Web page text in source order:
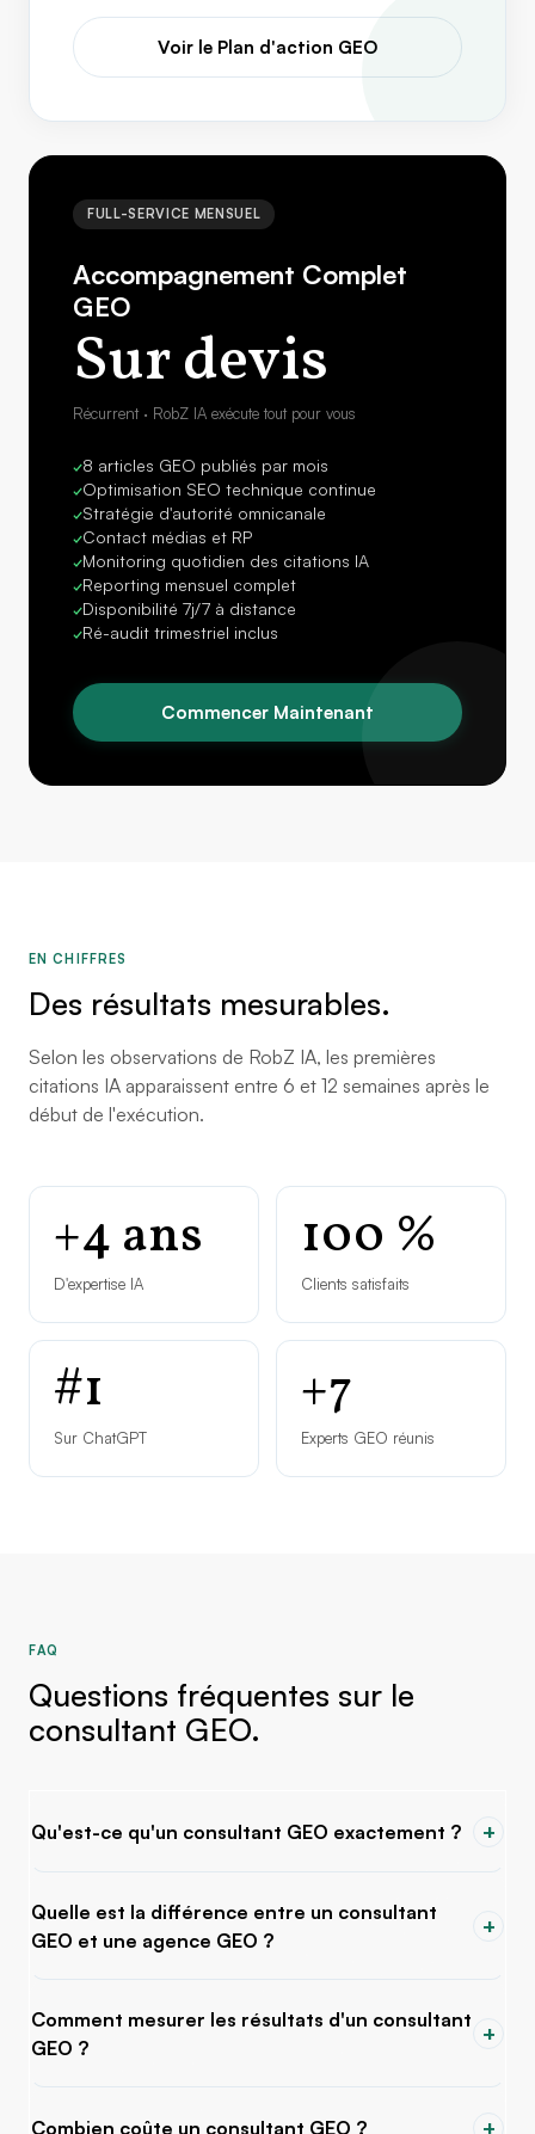
Voir le Plan d'action GEO
FULL-SERVICE MENSUEL
Accompagnement Complet
GEO
Sur devis
Récurrent · RobZ IA exécute tout pour vous
✓8 articles GEO publiés par mois
✓Optimisation SEO technique continue
✓Stratégie d'autorité omnicanale
✓Contact médias et RP
✓Monitoring quotidien des citations IA
✓Reporting mensuel complet
✓Disponibilité 7j/7 à distance
✓Ré-audit trimestriel inclus
Commencer Maintenant
EN CHIFFRES
Des résultats mesurables.
Selon les observations de RobZ IA, les premières
citations IA apparaissent entre 6 et 12 semaines après le
début de l'exécution.
+4 ans
D'expertise IA
100 %
Clients satisfaits
#1
Sur ChatGPT
+7
Experts GEO réunis
FAQ
Questions fréquentes sur le
consultant GEO.
Qu'est-ce qu'un consultant GEO exactement ? +
Quelle est la différence entre un consultant
GEO et une agence GEO ?
+
Comment mesurer les résultats d'un consultant
GEO ?
+
Combien coûte un consultant GEO ? +